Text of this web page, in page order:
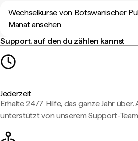
Wechselkurse von Botswanischer
Manat ansehen
Support, auf den du zählen kannst
Jederzeit
Erhalte 24/7 Hilfe, das ganze Jahr
unterstützt von unserem Support-